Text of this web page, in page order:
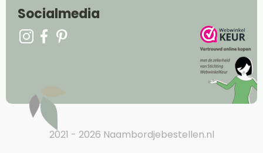
Socialmedia
2021 - 2026 Naambordjebestellen.nl